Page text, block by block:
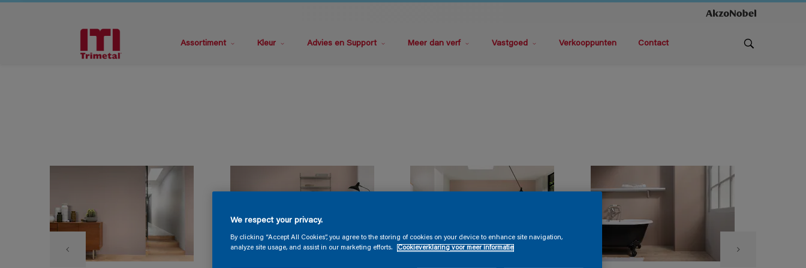
Assortiment Kleur Advies en Support Meer dan verf Vastgoed Verkooppunten Contact
We respect your privacy.
By clicking “Accept All Cookies”, you agree to the storing of cookies on your device to enhance site navigation,
analyze site usage, and assist in our marketing efforts.
Cookieverklaring voor meer informatie